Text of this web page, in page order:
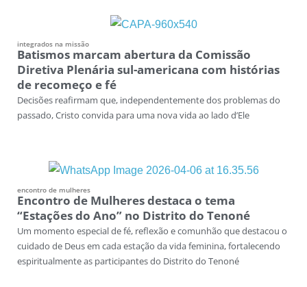
integrados na missão
Batismos marcam abertura da Comissão
Diretiva Plenária sul-americana com histórias
de recomeço e fé
Decisões reafirmam que, independentemente dos problemas do
passado, Cristo convida para uma nova vida ao lado d’Ele
encontro de mulheres
Encontro de Mulheres destaca o tema
“Estações do Ano” no Distrito do Tenoné
Um momento especial de fé, reflexão e comunhão que destacou o
cuidado de Deus em cada estação da vida feminina, fortalecendo
espiritualmente as participantes do Distrito do Tenoné